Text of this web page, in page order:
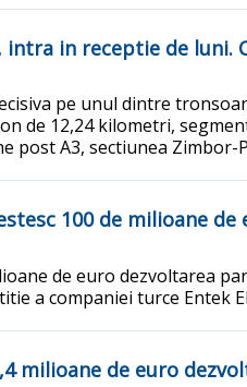
in receptie de luni.
pe unul dintre
de 12,24 kilometri,
post A3, sectiunea Zimbor-
100 de milioane de
de euro dezvoltarea
a companiei turce Entek
milioane de euro